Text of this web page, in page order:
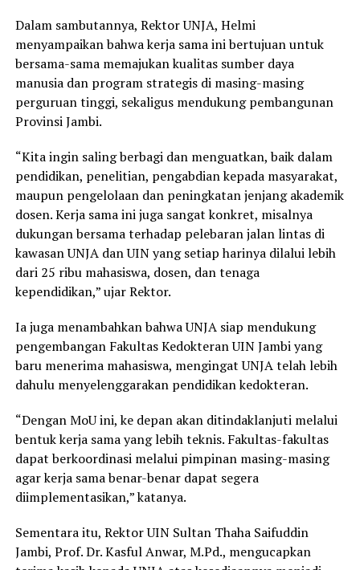
Dalam sambutannya, Rektor UNJA, Helmi
menyampaikan bahwa kerja sama ini bertujuan untuk
bersama-sama memajukan kualitas sumber daya
manusia dan program strategis di masing-masing
perguruan tinggi, sekaligus mendukung pembangunan
Provinsi Jambi.
“Kita ingin saling berbagi dan menguatkan, baik dalam
pendidikan, penelitian, pengabdian kepada masyarakat,
maupun pengelolaan dan peningkatan jenjang akademik
dosen. Kerja sama ini juga sangat konkret, misalnya
dukungan bersama terhadap pelebaran jalan lintas di
kawasan UNJA dan UIN yang setiap harinya dilalui lebih
dari 25 ribu mahasiswa, dosen, dan tenaga
kependidikan,” ujar Rektor.
Ia juga menambahkan bahwa UNJA siap mendukung
pengembangan Fakultas Kedokteran UIN Jambi yang
baru menerima mahasiswa, mengingat UNJA telah lebih
dahulu menyelenggarakan pendidikan kedokteran.
“Dengan MoU ini, ke depan akan ditindaklanjuti melalui
bentuk kerja sama yang lebih teknis. Fakultas-fakultas
dapat berkoordinasi melalui pimpinan masing-masing
agar kerja sama benar-benar dapat segera
diimplementasikan,” katanya.
Sementara itu, Rektor UIN Sultan Thaha Saifuddin
Jambi, Prof. Dr. Kasful Anwar, M.Pd., mengucapkan